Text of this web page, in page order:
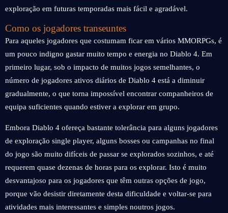
exploração em futuras temporadas mais fácil e agradável.
Como os jogadores transeuntes
Para aqueles jogadores que costumam ficar em vários MMORPGs, é
um pouco indigno gastar muito tempo e energia no Diablo 4. Em
primeiro lugar, sob o impacto de muitos jogos semelhantes, o
número de jogadores ativos diários de Diablo 4 está a diminuir
gradualmente, o que torna impossível encontrar companheiros de
equipa suficientes quando estiver a explorar em grupo.
Embora Diablo 4 ofereça bastante tolerância para alguns jogadores
de exploração single player, alguns bosses ou campanhas no final
do jogo são muito difíceis de passar se explorados sozinhos, e até
requerem quase dezenas de horas para os explorar. Isto é muito
desvantajoso para os jogadores que têm outras opções de jogo,
porque vão desistir diretamente desta dificuldade e voltar-se para
atividades mais interessantes e simples noutros jogos.